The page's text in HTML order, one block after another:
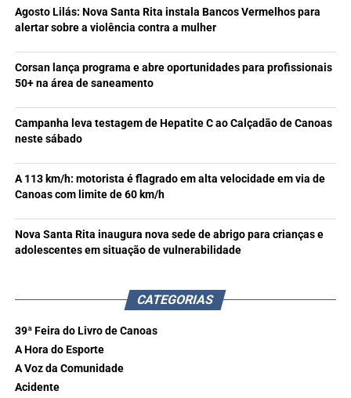
Agosto Lilás: Nova Santa Rita instala Bancos Vermelhos para
alertar sobre a violência contra a mulher
Corsan lança programa e abre oportunidades para profissionais
50+ na área de saneamento
Campanha leva testagem de Hepatite C ao Calçadão de Canoas
neste sábado
A 113 km/h: motorista é flagrado em alta velocidade em via de
Canoas com limite de 60 km/h
Nova Santa Rita inaugura nova sede de abrigo para crianças e
adolescentes em situação de vulnerabilidade
CATEGORIAS
39ª Feira do Livro de Canoas
A Hora do Esporte
A Voz da Comunidade
Acidente